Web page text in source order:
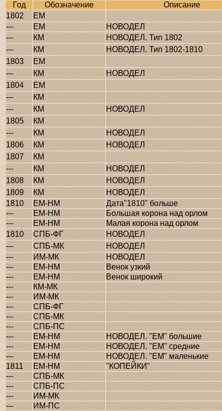
Год Обозначение
Описание
1802
ЕМ
---
ЕМ
НОВОДЕЛ
---
КМ
НОВОДЕЛ. Тип 1802
---
КМ
НОВОДЕЛ. Тип 1802-1810
1803
ЕМ
---
КМ
НОВОДЕЛ
1804
ЕМ
---
КМ
---
КМ
НОВОДЕЛ
1805
КМ
---
КМ
НОВОДЕЛ
1806
КМ
НОВОДЕЛ
1807
КМ
---
КМ
НОВОДЕЛ
1808
КМ
НОВОДЕЛ
1809
КМ
НОВОДЕЛ
1810
ЕМ-НМ
Дата"1810" больше
---
ЕМ-НМ
Большая корона над орлом
---
ЕМ-НМ
Малая корона над орлом
1810
СПБ-ФГ
НОВОДЕЛ
---
СПБ-МК
НОВОДЕЛ
---
ИМ-МК
НОВОДЕЛ
---
ЕМ-НМ
Венок узкий
---
ЕМ-НМ
Венок широкий
---
КМ-МК
---
ИМ-МК
---
СПБ-ФГ
---
СПБ-МК
---
СПБ-ПС
---
ЕМ-НМ
НОВОДЕЛ. "ЕМ" большие
---
ЕМ-НМ
НОВОДЕЛ. "ЕМ" средние
---
ЕМ-НМ
НОВОДЕЛ. "ЕМ" маленькие
1811
ЕМ-НМ
"КОПЕЙКИ"
---
СПБ-МК
---
СПБ-ПС
---
ИМ-МК
---
ИМ-ПС